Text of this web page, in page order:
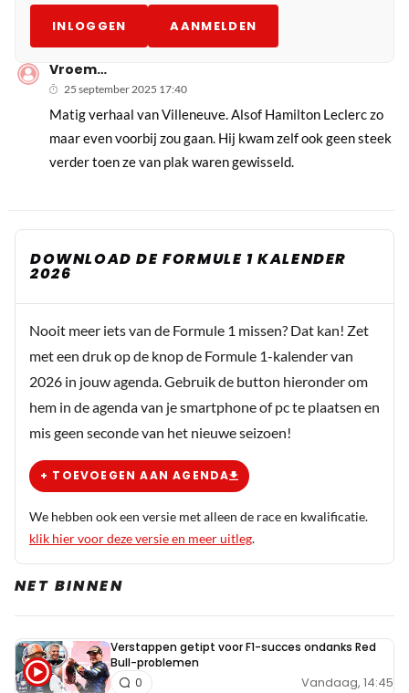
INLOGGEN AANMELDEN
Vroem…
25 september 2025 17:40
Matig verhaal van Villeneuve. Alsof Hamilton Leclerc zo
maar even voorbij zou gaan. Hij kwam zelf ook geen steek
verder toen ze van plak waren gewisseld.
DOWNLOAD DE FORMULE 1 KALENDER
2026
Nooit meer iets van de Formule 1 missen? Dat kan! Zet
met een druk op de knop de Formule 1-kalender van
2026 in jouw agenda. Gebruik de button hieronder om
hem in de agenda van je smartphone of pc te plaatsen en
mis geen seconde van het nieuwe seizoen!
+ TOEVOEGEN AAN AGENDA
We hebben ook een versie met alleen de race en kwalificatie.
klik hier voor deze versie en meer uitleg.
NET BINNEN
Verstappen getipt voor F1-succes ondanks Red
Bull-problemen
Vandaag, 14:45
0